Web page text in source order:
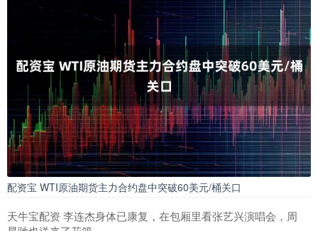
配资宝 WTI原油期货主力合约盘中突破60美元/桶关口
天牛宝配资 李连杰身体已康复，在包厢里看张艺兴演唱会，周